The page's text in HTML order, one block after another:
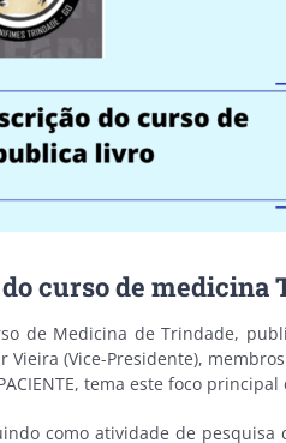
curso de
de Medicina de Trindade,
(Vice-Presidente),
tema este foco
como atividade de